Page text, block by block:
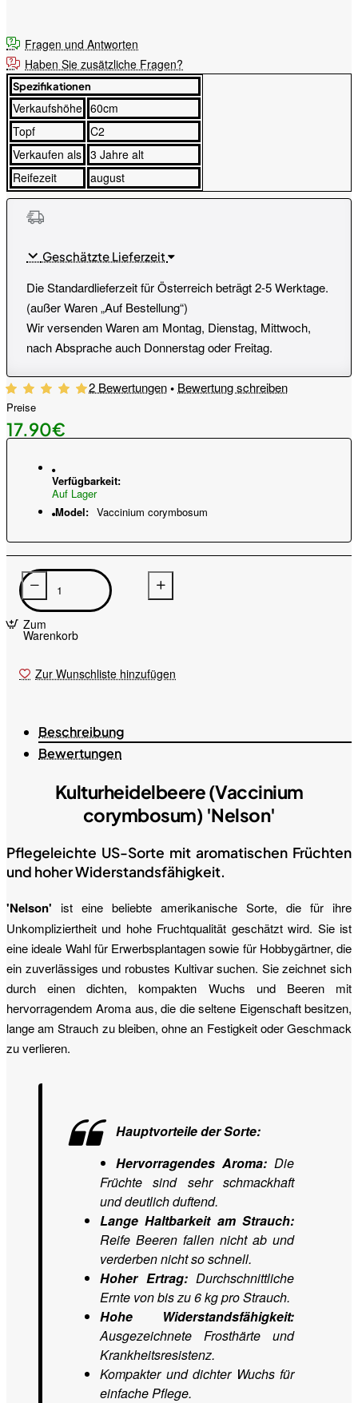
Fragen und Antworten
Haben Sie zusätzliche Fragen?
Spezifikationen
Verkaufshöhe 60cm
Topf
C2
Verkaufen als 3 Jahre alt
Reifezeit
august
Geschätzte Lieferzeit
Die Standardlieferzeit für Österreich beträgt 2-5 Werktage.
(außer Waren „Auf Bestellung“)
Wir versenden Waren am Montag, Dienstag, Mittwoch,
nach Absprache auch Donnerstag oder Freitag.
2 Bewertungen• Bewertung schreiben
Preise
17.90€
Verfügbarkeit:
Auf Lager
Model: Vaccinium corymbosum
Zum
Warenkorb
Zur Wunschliste hinzufügen
Beschreibung
Bewertungen
Kulturheidelbeere (Vaccinium
corymbosum) 'Nelson'
Pflegeleichte US-Sorte mit aromatischen Früchten
und hoher Widerstandsfähigkeit.
'Nelson' ist eine beliebte amerikanische Sorte, die für ihre
Unkompliziertheit und hohe Fruchtqualität geschätzt wird. Sie ist
eine ideale Wahl für Erwerbsplantagen sowie für Hobbygärtner, die
ein zuverlässiges und robustes Kultivar suchen. Sie zeichnet sich
durch einen dichten, kompakten Wuchs und Beeren mit
hervorragendem Aroma aus, die die seltene Eigenschaft besitzen,
lange am Strauch zu bleiben, ohne an Festigkeit oder Geschmack
zu verlieren.
Hauptvorteile der Sorte:
Hervorragendes Aroma: Die
Früchte sind sehr schmackhaft
und deutlich duftend.
Lange Haltbarkeit am Strauch:
Reife Beeren fallen nicht ab und
verderben nicht so schnell.
Hoher Ertrag:Durchschnittliche
Ernte von bis zu 6 kg pro Strauch.
Hohe Widerstandsfähigkeit:
Ausgezeichnete Frosthärte und
Krankheitsresistenz.
Kompakter und dichter Wuchs für
einfache Pflege.